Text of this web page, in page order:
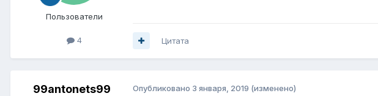
Пользователи
4 Цитата
99antonets99 Опубликовано 3 января, 2019 (изменено)